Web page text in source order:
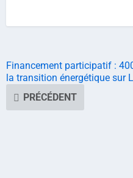
Financement participatif :
la transition énergétique sur
PRÉCÉDENT